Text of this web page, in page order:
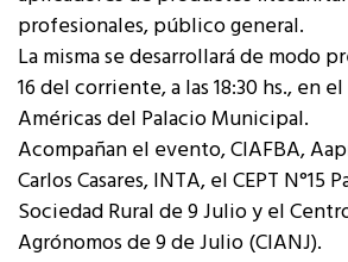
profesionales, público general.
La misma se desarrollará de modo
16 del corriente, a las 18:30 hs., en
Américas del Palacio Municipal.
Acompañan el evento, CIAFBA,
Carlos Casares, INTA, el CEPT N°15
Sociedad Rural de 9 Julio y el
Agrónomos de 9 de Julio (CIANJ).